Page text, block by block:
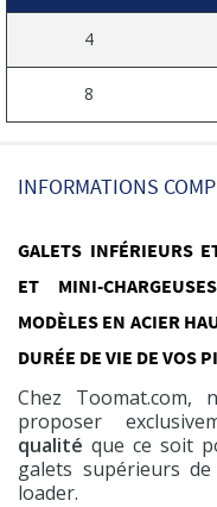
4
8
INFORMATIONS
GALETS INFÉRIEURS
ET MINI-
MODÈLES EN ACIER
DURÉE DE VIE DE VOS
Chez
proposer
qualité que ce soit
galets supérieurs
loader.